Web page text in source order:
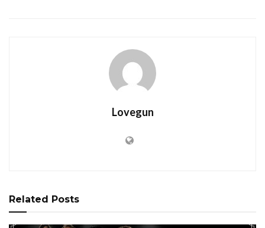
Lovegun
Related Posts